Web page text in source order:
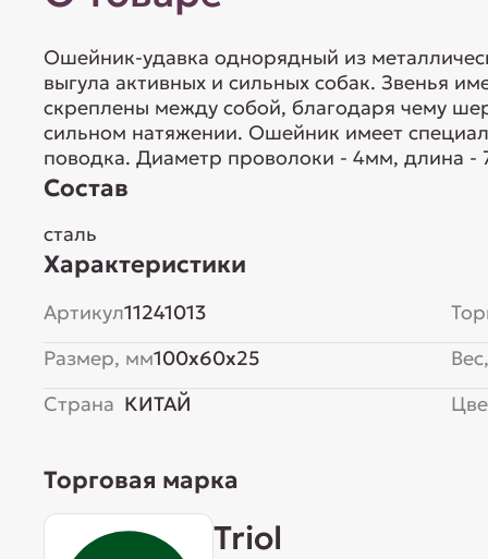
Ошейник-удавка однорядный из
выгула активных и сильных собак. Звенья
скреплены между собой, благодаря чему
сильном натяжении. Ошейник имеет
поводка. Диаметр проволоки - 4мм, длина -
Состав
сталь
Характеристики
Артикул11241013
Размер, мм100x60x25
Страна КИТАЙ
Торговая марка
Triol